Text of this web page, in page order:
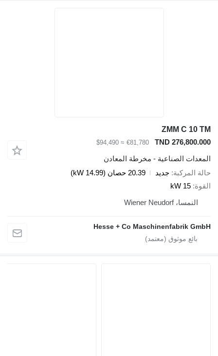
ZMM C 10 TM
TND 276,800.000
€81,780
≈ $94,490
المعدات الصناعية - مخرطة المعادن
حالة المركبة جديد
20.39 حصان (14.99 kW)
القوة 15 kW
النمسا، Wiener Neudorf
Hesse + Co Maschinenfabrik GmbH